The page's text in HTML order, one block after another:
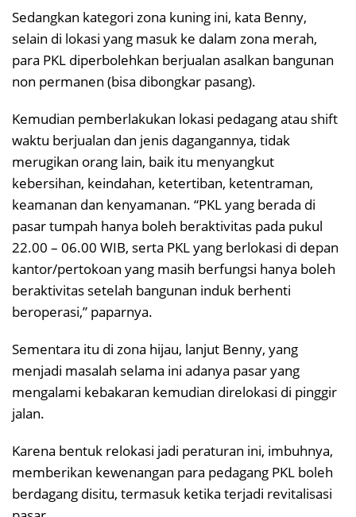
Sedangkan kategori zona kuning ini, kata Benny,
selain di lokasi yang masuk ke dalam zona merah,
para PKL diperbolehkan berjualan asalkan bangunan
non permanen (bisa dibongkar pasang).
Kemudian pemberlakukan lokasi pedagang atau shift
waktu berjualan dan jenis dagangannya, tidak
merugikan orang lain, baik itu menyangkut
kebersihan, keindahan, ketertiban, ketentraman,
keamanan dan kenyamanan. “PKL yang berada di
pasar tumpah hanya boleh beraktivitas pada pukul
22.00 – 06.00 WIB, serta PKL yang berlokasi di depan
kantor/pertokoan yang masih berfungsi hanya boleh
beraktivitas setelah bangunan induk berhenti
beroperasi,” paparnya.
Sementara itu di zona hijau, lanjut Benny, yang
menjadi masalah selama ini adanya pasar yang
mengalami kebakaran kemudian direlokasi di pinggir
jalan.
Karena bentuk relokasi jadi peraturan ini, imbuhnya,
memberikan kewenangan para pedagang PKL boleh
berdagang disitu, termasuk ketika terjadi revitalisasi